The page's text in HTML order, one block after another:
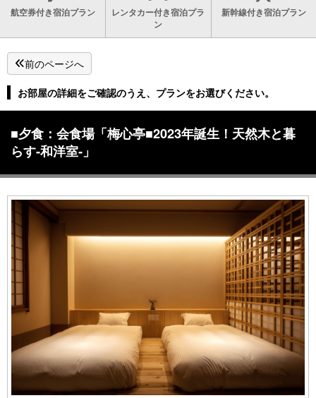
航空券付き宿泊プラン
レンタカー付き宿泊プラ
ン
新幹線付き宿泊プラン
前のページへ
お部屋の詳細をご確認のうえ、プランをお選びください。
■夕食：会食場「梅心亭■2023年誕生！天然木と暮
らす‐和洋室‐」